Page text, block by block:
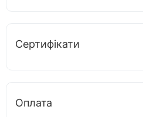
Сертифікати
Оплата